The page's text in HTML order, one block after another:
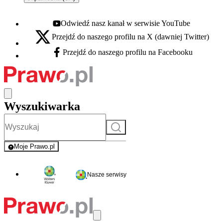
Youtube - otwiera się w nowej karcie
Odwiedź nasz kanał w serwisie YouTube
X - otwiera się w nowej karcie
Przejdź do naszego profilu na X (dawniej Twitter)
Facebook - otwiera się w nowej karcie
Przejdź do naszego profilu na Facebooku
Wyszukiwarka
Szukaj
Moje Prawo.pl
- rejestracja i logowanie do serwisu
Nasze serwisy